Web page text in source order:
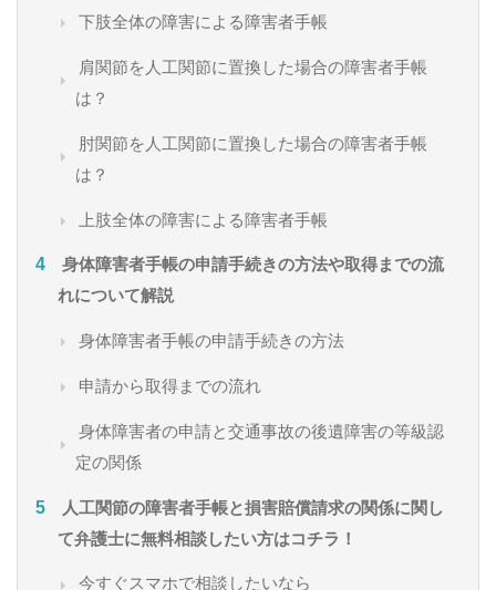
下肢全体の障害による障害者手帳
肩関節を人工関節に置換した場合の障害者手帳
は？
肘関節を人工関節に置換した場合の障害者手帳
は？
上肢全体の障害による障害者手帳
身体障害者手帳の申請手続きの方法や取得までの流
れについて解説
身体障害者手帳の申請手続きの方法
申請から取得までの流れ
身体障害者の申請と交通事故の後遺障害の等級認
定の関係
人工関節の障害者手帳と損害賠償請求の関係に関し
て弁護士に無料相談したい方はコチラ！
今すぐスマホで相談したいなら